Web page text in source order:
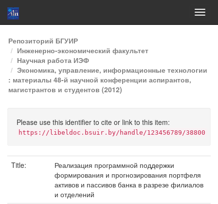
Skip
navigation
Репозиторий БГУИР
Инженерно-экономический факультет
Научная работа ИЭФ
Экономика, управление, информационные технологии
: материалы 48-й научной конференции аспирантов,
магистрантов и студентов (2012)
Please use this identifier to cite or link to this item:
https://libeldoc.bsuir.by/handle/123456789/38800
Title:
Реализация программной поддержки
формирования и прогнозирования портфеля
активов и пассивов банка в разрезе филиалов
и отделений